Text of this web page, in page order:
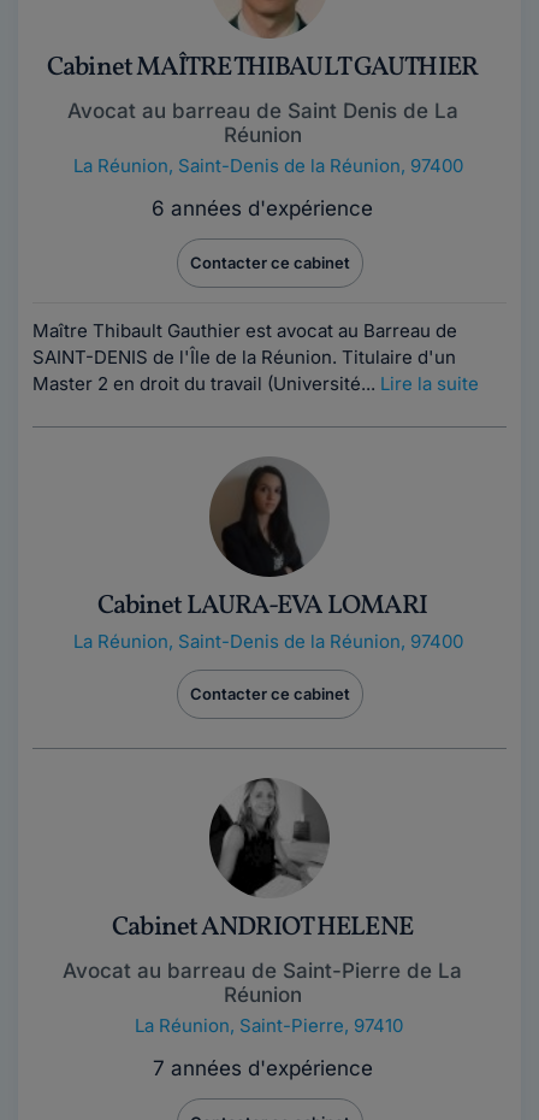
Cabinet MAÎTRE THIBAULT GAUTHIER
Avocat au barreau de Saint Denis de La
Réunion
La Réunion, Saint-Denis de la Réunion, 97400
6 années d'expérience
Contacter ce cabinet
Maître Thibault Gauthier est avocat au Barreau de
SAINT-DENIS de l'Île de la Réunion. Titulaire d'un
Master 2 en droit du travail (Université... Lire la suite
Cabinet LAURA-EVA LOMARI
La Réunion, Saint-Denis de la Réunion, 97400
Contacter ce cabinet
Cabinet ANDRIOT HELENE
Avocat au barreau de Saint-Pierre de La
Réunion
La Réunion, Saint-Pierre, 97410
7 années d'expérience